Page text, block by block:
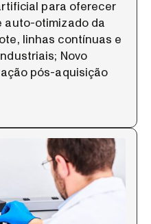
para oferecer
auto-otimizado da
linhas contínuas e
Novo
pós-aquisição